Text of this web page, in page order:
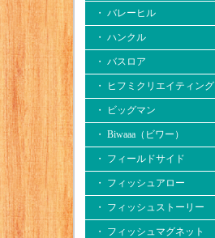
・ バレーヒル
・ ハンクル
・ バスロア
・ ヒフミクリエイティング
・ ビッグマン
・ Biwaaa（ビワー）
・ フィールドサイド
・ フィッシュアロー
・ フィッシュストーリー
・ フィッシュマグネット